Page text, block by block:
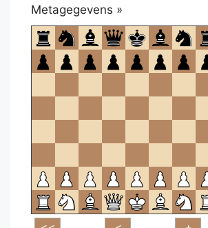
Metagegevens »
om
te
openen.